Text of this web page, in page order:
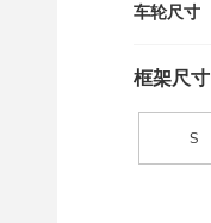
车轮尺寸
框架尺寸
S